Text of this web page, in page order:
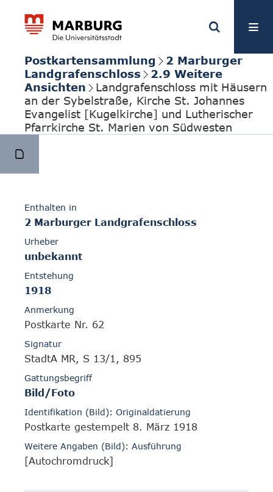
Postkartensammlung
2 Marburger
Landgrafenschloss
2.9 Weitere
Ansichten
Landgrafenschloss mit Häusern
an der Sybelstraße, Kirche St. Johannes
Evangelist [Kugelkirche] und Lutherischer
Pfarrkirche St. Marien von Südwesten
Enthalten in
2 Marburger Landgrafenschloss
Urheber
unbekannt
Entstehung
1918
Anmerkung
Postkarte Nr. 62
Signatur
StadtA MR, S 13/1, 895
Gattungsbegriff
Bild/Foto
Identifikation (Bild): Originaldatierung
Postkarte gestempelt 8. März 1918
Weitere Angaben (Bild): Ausführung
[Autochromdruck]